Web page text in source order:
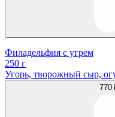
Филадельфия с угрем
250 г
Угорь, творожный сыр,
770